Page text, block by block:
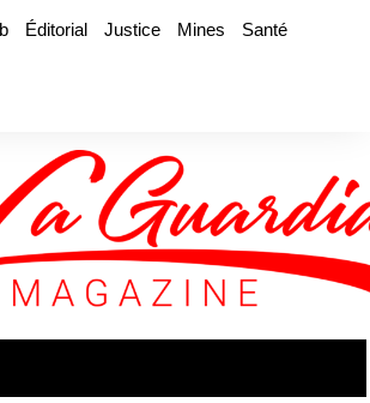
Éditorial Justice Mines
Santé